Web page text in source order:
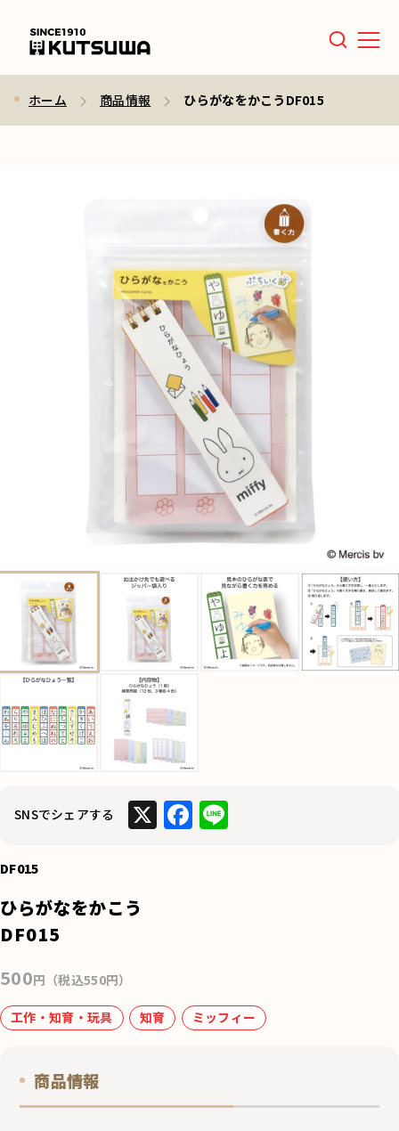
Menu
ホーム 商品情報 ひらがなをかこうDF015
SNSでシェアする X F
k
Li
DF015
ひらがなをかこう
DF015
500円（税込550円）
工作・知育・玩具 知育 ミッフィー
商品情報